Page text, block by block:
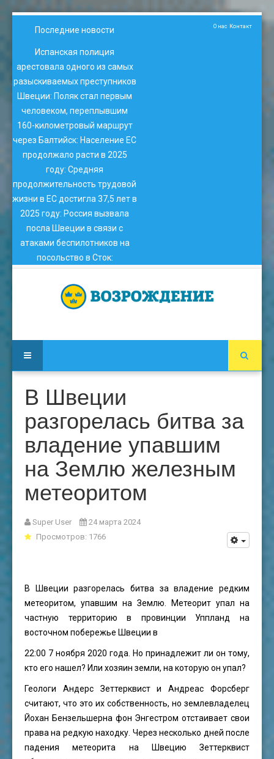
Последние новости
Испанская полиция
арестовала одного из самых
разыскиваемых преступников
Швеции: Поляк стал первым
человеком, переплывшим
160-километровый маршрут
через Балтийск: Население ЕС
продолжало расти в 2025
году: Средняя
продолжительность трудовой
жизни в ЕС достигла 37,5 лет в
2025 году: Россия вызвала
посла Швеции в связи с
атаками беспилотников на
посольство в Сток:
О нас Контакт
В Швеции
разгорелась битва за
владение упавшим
на Землю железным
метеоритом
Super User
24 марта 2024
Просмотров: 1766
В Швеции разгорелась битва за владение редким
метеоритом, упавшим на Землю. Метеорит упал на
частную территорию в провинции Уппланд на
восточном побережье Швеции в
22:00 7 ноября 2020 года. Но принадлежит ли он тому,
кто его нашел? Или хозяин земли, на которую он упал?
Геологи Андерс Зеттерквист и Андреас Форсберг
считают, что это их собственность, но землевладелец
Йохан Бензельшерна фон Энгестром отстаивает свои
права на редкую находку. Через несколько дней после
падения метеорита на Швецию Зеттерквист